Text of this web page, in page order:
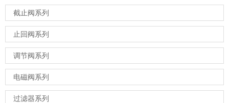
截止阀系列
止回阀系列
调节阀系列
电磁阀系列
过滤器系列